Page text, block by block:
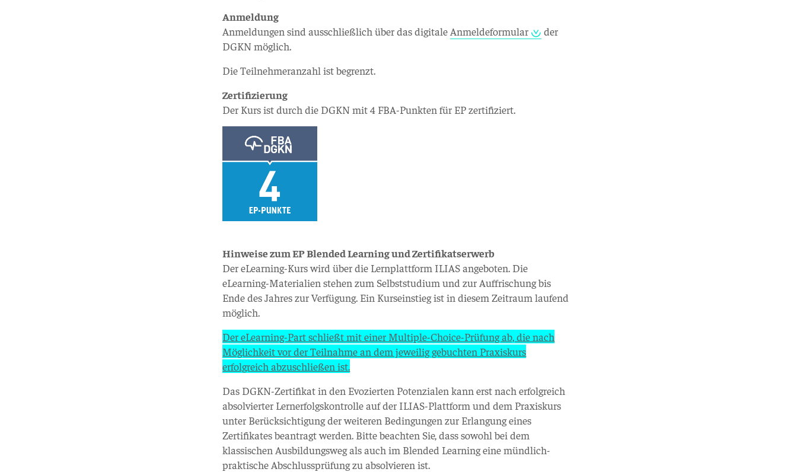
Anmeldung
Anmeldungen sind ausschließlich über das digitale Anmeldeformular
der
DGKN möglich.
Die Teilnehmeranzahl ist begrenzt.
Zertifizierung
Der Kurs ist durch die DGKN mit 4 FBA-Punkten für EP zertifiziert.
Hinweise zum EP Blended Learning und Zertifikatserwerb
Der eLearning-Kurs wird über die Lernplattform ILIAS angeboten. Die
eLearning-Materialien stehen zum Selbststudium und zur Auffrischung bis
Ende des Jahres zur Verfügung. Ein Kurseinstieg ist in diesem Zeitraum laufend
möglich.
Der eLearning-Part schließt mit einer Multiple-Choice-Prüfung ab, die nach
Möglichkeit vor der Teilnahme an dem jeweilig gebuchten Praxiskurs
erfolgreich abzuschließen ist.
Das DGKN-Zertifikat in den Evozierten Potenzialen kann erst nach erfolgreich
absolvierter Lernerfolgskontrolle auf der ILIAS-Plattform und dem Praxiskurs
unter Berücksichtigung der weiteren Bedingungen zur Erlangung eines
Zertifikates beantragt werden. Bitte beachten Sie, dass sowohl bei dem
klassischen Ausbildungsweg als auch im Blended Learning eine mündlich-
praktische Abschlussprüfung zu absolvieren ist.